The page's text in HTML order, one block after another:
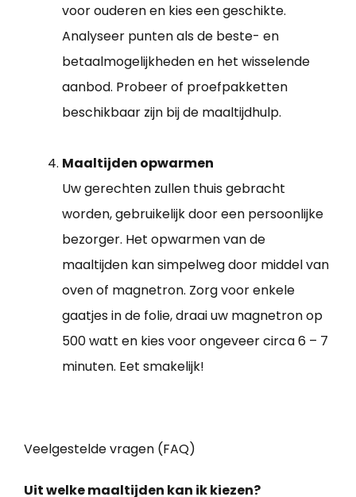
voor ouderen en kies een geschikte.
Analyseer punten als de beste- en
betaalmogelijkheden en het wisselende
aanbod. Probeer of proefpakketten
beschikbaar zijn bij de maaltijdhulp.
Maaltijden opwarmen
Uw gerechten zullen thuis gebracht
worden, gebruikelijk door een persoonlijke
bezorger. Het opwarmen van de
maaltijden kan simpelweg door middel van
oven of magnetron. Zorg voor enkele
gaatjes in de folie, draai uw magnetron op
500 watt en kies voor ongeveer circa 6 – 7
minuten. Eet smakelijk!
Veelgestelde vragen (FAQ)
Uit welke maaltijden kan ik kiezen?